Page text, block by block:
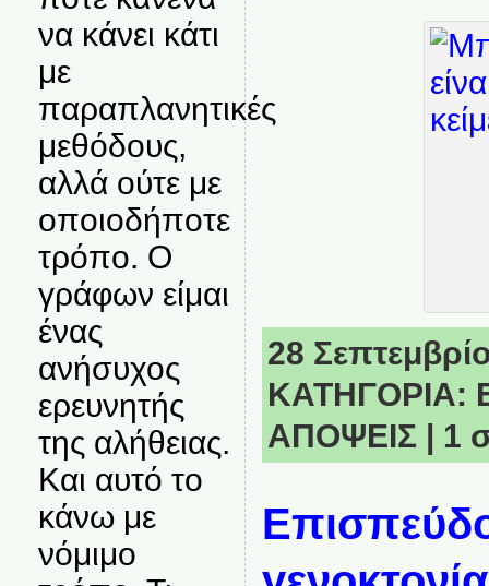
να κάνει κάτι
με
παραπλανητικές
μεθόδους,
αλλά ούτε με
οποιοδήποτε
τρόπο. Ο
γράφων είμαι
ένας
ανήσυχος
ερευνητής
της αλήθειας.
Και αυτό το
κάνω με
νόμιμο
28
ΚΑΤΗΓΟΡΙΑ:
ΑΠΟΨΕΙΣ
1